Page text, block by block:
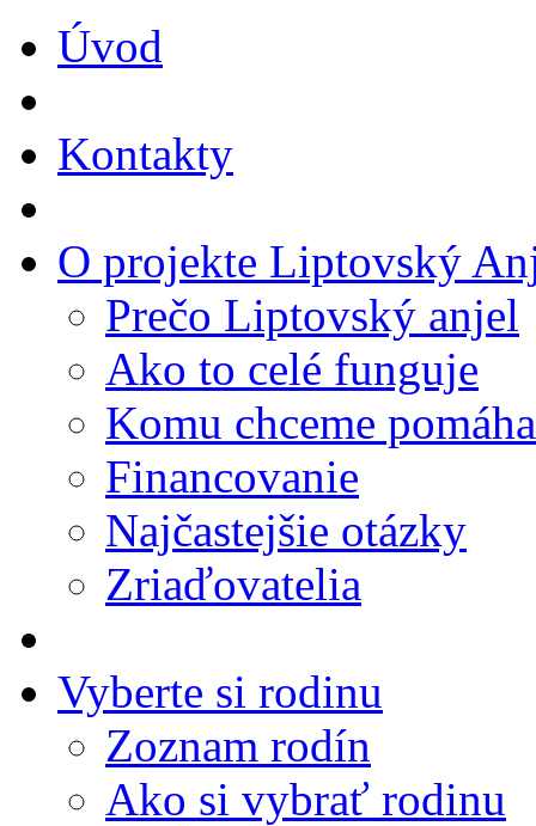
Úvod
Kontakty
O projekte Liptovský
Prečo Liptovský anjel
Ako to celé funguje
Komu chceme
Financovanie
Najčastejšie otázky
Zriaďovatelia
Vyberte si rodinu
Zoznam rodín
Ako si vybrať rodinu